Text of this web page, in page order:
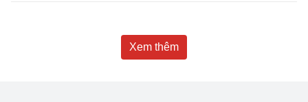
Xem thêm